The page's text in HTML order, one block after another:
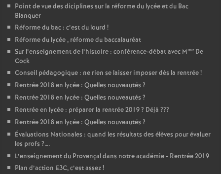
Point de vue des diciplines sur la réforme du lycée et du Bac
Blanquer
Réforme du bac : c’est du lourd !
Réforme du lycée , réforme du baccalauréat
Sur l’enseignement de l’histoire : conférence-débat avec Mme De
Cock
Conseil pédagogique : ne rien se laisser imposer dès la rentrée!
Rentrée 2018 en lycée : Quelles nouveautés ?
Rentrée 2018 en lycée : Quelles nouveautés ?
Rentrée en lycée : préparer la rentrée 2019? Déjà ???
Rentrée 2018 en lycée : Quelles nouveautés ?
Évaluations Nationales : quand les résultats des élèves pour évaluer
les profs ?….
L’enseignement du Provençal dans notre académie - Rentrée 2019
Plan d’action E3C, c’est assez!